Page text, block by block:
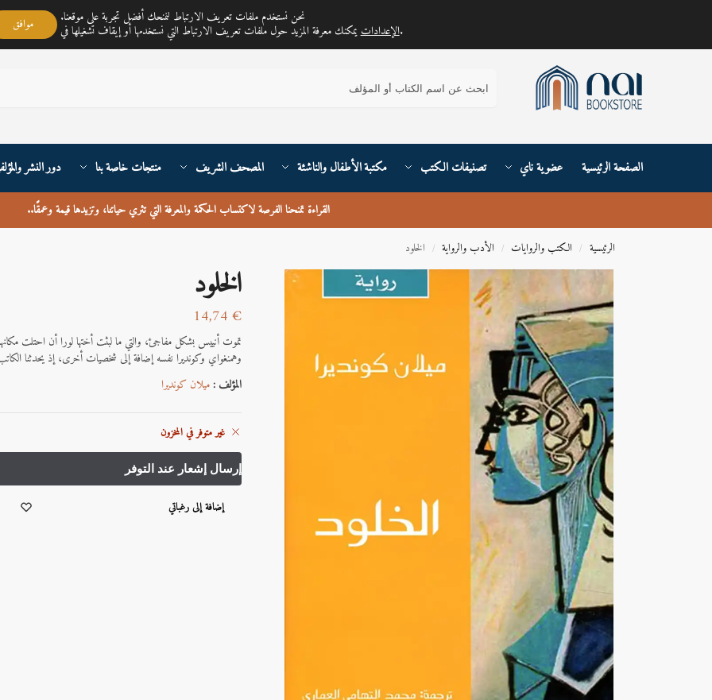
مكتبة ناي متجر لمبيع الكتب العربية تغطي خدمته جميع أنحاء القارة الأوربية والعالم
الصفحة الرئيسية عضوية ناي تصنيفات الكتب مكتبة الأطفال والناشئة المصحف الشريف منتجات خاصة بنا دور النشر
القراءة تمنحنا الفرصة لاكتساب الحكمة والمعرفة التي تثري حياتنا، وتزيدها قيمة وعمقًا..
الرئيسية / الكتب والروايات / الأدب والرواية / الخلود
الخلود
14,74€
تموت أنييس بشكل مفاجئ، والتي ما لبثت أختها لورا أن احتلت
وهمنغواي وكونديرا نفسه إضافة إلى شخصيات أخرى، إذ يحدثنا
المؤلف :ميلان كونديرا
غير متوفر في المخزون
إضافة إلى رغباتي
نحن نستخدم ملفات تعريف الارتباط لنمنحك أفضل تجربة على موقعنا.
يمكنك معرفة المزيد حول ملفات تعريف الارتباط التي نستخدمها أو إيقاف تشغيلها فيالإعدادات. موافق